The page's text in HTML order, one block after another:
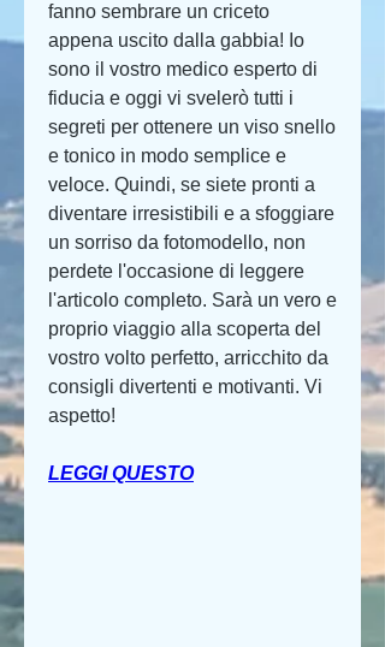
fanno sembrare un criceto
appena uscito dalla gabbia! Io
sono il vostro medico esperto di
fiducia e oggi vi svelerò tutti i
segreti per ottenere un viso snello
e tonico in modo semplice e
veloce. Quindi, se siete pronti a
diventare irresistibili e a sfoggiare
un sorriso da fotomodello, non
perdete l'occasione di leggere
l'articolo completo. Sarà un vero e
proprio viaggio alla scoperta del
vostro volto perfetto, arricchito da
consigli divertenti e motivanti. Vi
aspetto!
LEGGI QUESTO